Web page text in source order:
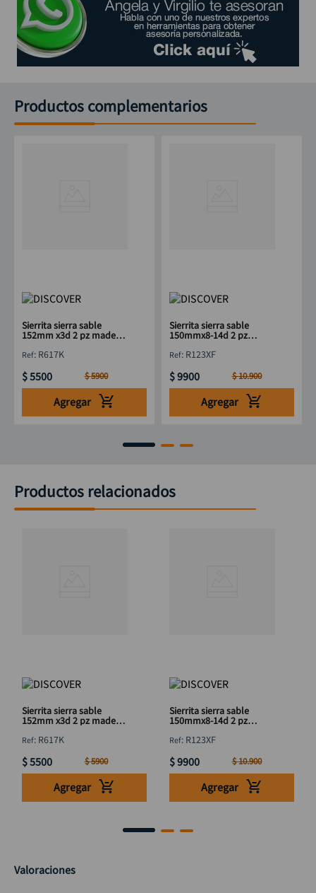
Productos complementarios
Sierrita sierra sable
152mm x3d 2 pz madera
: R617K
$5500 $5900
Agregar
Sierrita sierra sable
150mmx8-14d 2 pz
: R123XF
$9900 $10.900
Agregar
Productos relacionados
Sierrita sierra sable
152mm x3d 2 pz madera
: R617K
$5500 $5900
Agregar
Sierrita sierra sable
150mmx8-14d 2 pz
: R123XF
$9900 $10.900
Agregar
Valoraciones